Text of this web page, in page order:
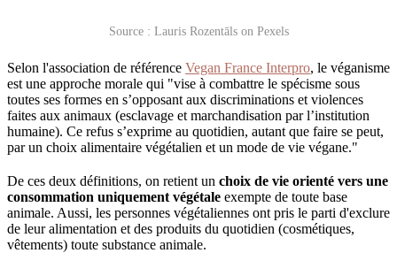
Source : Lauris Rozentāls on Pexels
Selon l'association de référence Vegan France Interpro, le véganisme
est une approche morale qui "vise à combattre le spécisme sous
toutes ses formes en s’opposant aux discriminations et violences
faites aux animaux (esclavage et marchandisation par l’institution
humaine). Ce refus s’exprime au quotidien, autant que faire se peut,
par un choix alimentaire végétalien et un mode de vie végane."
De ces deux définitions, on retient un choix de vie orienté vers une
consommation uniquement végétale exempte de toute base
animale. Aussi, les personnes végétaliennes ont pris le parti d'exclure
de leur alimentation et des produits du quotidien (cosmétiques,
vêtements) toute substance animale.